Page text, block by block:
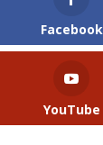
Facebook
YouTube